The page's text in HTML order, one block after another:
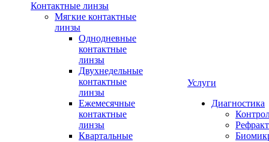
Контактные линзы
Мягкие контактные
линзы
Однодневные
контактные
линзы
Двухнедельные
контактные
линзы
Ежемесячные
контактные
линзы
Квартальные
Услуги
Диагностика